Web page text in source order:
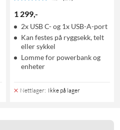
1 299,-
2x USB C- og 1x USB-A-port
Kan festes på ryggsekk, telt
eller sykkel
Lomme for powerbank og
enheter
Nettlager: Ikke på lager